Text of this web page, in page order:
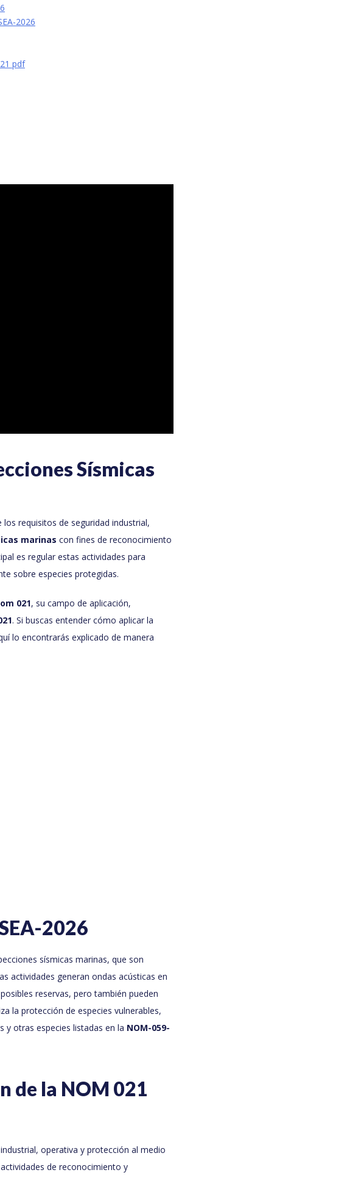
2026
pdf
Sísmicas
requisitos de seguridad industrial,
marinas con fines de reconocimiento
es regular estas actividades para
sobre especies protegidas.
021, su campo de aplicación,
. Si buscas entender cómo aplicar la
lo encontrarás explicado de manera
2026
sísmicas marinas, que son
actividades generan ondas acústicas en
reservas, pero también pueden
la protección de especies vulnerables,
otras especies listadas en la NOM-059-
de la NOM 021
operativa y protección al medio
de reconocimiento y